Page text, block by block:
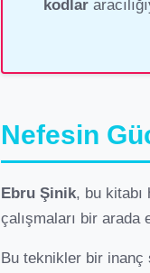
kodlar
Nefesin
Ebru Şinik, bu kitabı
çalışmaları bir
Bu teknikler bir inanç